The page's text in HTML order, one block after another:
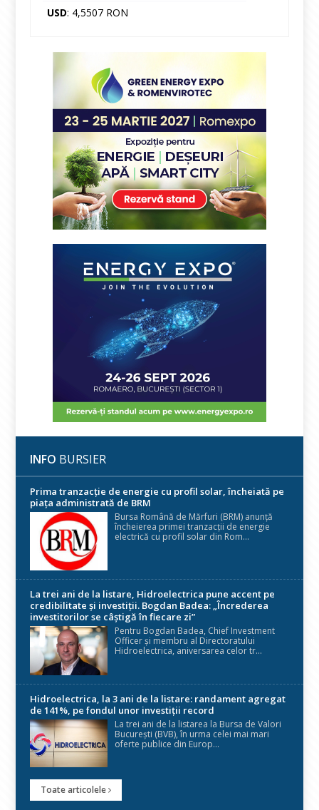
USD: 4,5507 RON
INFO BURSIER
Prima tranzacție de energie cu profil solar, încheiată pe
piața administrată de BRM
Bursa Română de Mărfuri (BRM) anunță
încheierea primei tranzacții de energie
electrică cu profil solar din Rom...
La trei ani de la listare, Hidroelectrica pune accent pe
credibilitate și investiții. Bogdan Badea: „Încrederea
investitorilor se câștigă în fiecare zi”
Pentru Bogdan Badea, Chief Investment
Officer și membru al Directoratului
Hidroelectrica, aniversarea celor tr...
Hidroelectrica, la 3 ani de la listare: randament agregat
de 141%, pe fondul unor investiții record
La trei ani de la listarea la Bursa de Valori
București (BVB), în urma celei mai mari
oferte publice din Europ...
Toate articolele